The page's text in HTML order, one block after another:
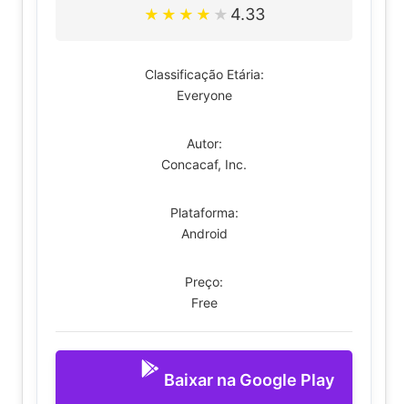
★ ★ ★ ★ ★ 4.33
Classificação Etária:
Everyone
Autor:
Concacaf, Inc.
Plataforma:
Android
Preço:
Free
Baixar na Google Play